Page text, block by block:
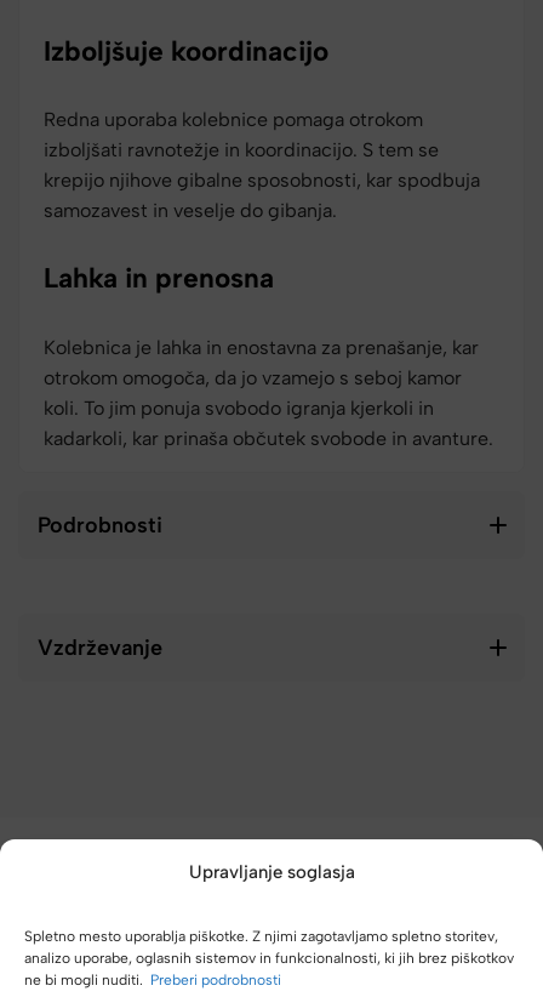
Upravljanje soglasja
Spletno mesto uporablja piškotke. Z njimi zagotavljamo spletno storitev,
analizo uporabe, oglasnih sistemov in funkcionalnosti, ki jih brez piškotkov
ne bi mogli nuditi. Preberi podrobnosti
Izboljšuje koordinacijo
Redna uporaba kolebnice pomaga otrokom
izboljšati ravnotežje in koordinacijo. S tem se
krepijo njihove gibalne sposobnosti, kar spodbuja
samozavest in veselje do gibanja.
Lahka in prenosna
Kolebnica je lahka in enostavna za prenašanje, kar
otrokom omogoča, da jo vzamejo s seboj kamor
koli. To jim ponuja svobodo igranja kjerkoli in
kadarkoli, kar prinaša občutek svobode in avanture.
Podrobnosti
Vzdrževanje